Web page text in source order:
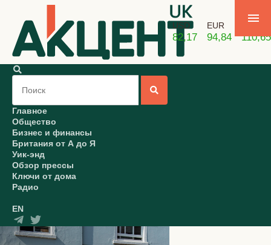
USD
82,17
EUR
94,84 110,65
Главное
Общество
Бизнес и финансы
Британия от А до Я
Уик-энд
Обзор прессы
Ключи от дома
Радио
EN